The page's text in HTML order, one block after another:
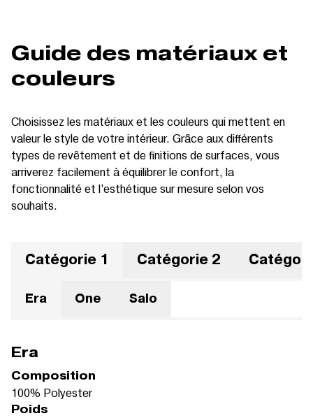
Guide des matériaux et
couleurs
Choisissez les matériaux et les couleurs qui mettent en
valeur le style de votre intérieur. Grâce aux différents
types de revêtement et de finitions de surfaces, vous
arriverez facilement à équilibrer le confort, la
fonctionnalité et l’esthétique sur mesure selon vos
souhaits.
Catégorie 1 Catégorie 2
Era One Salo
Era
Composition
100% Polyester
Poids